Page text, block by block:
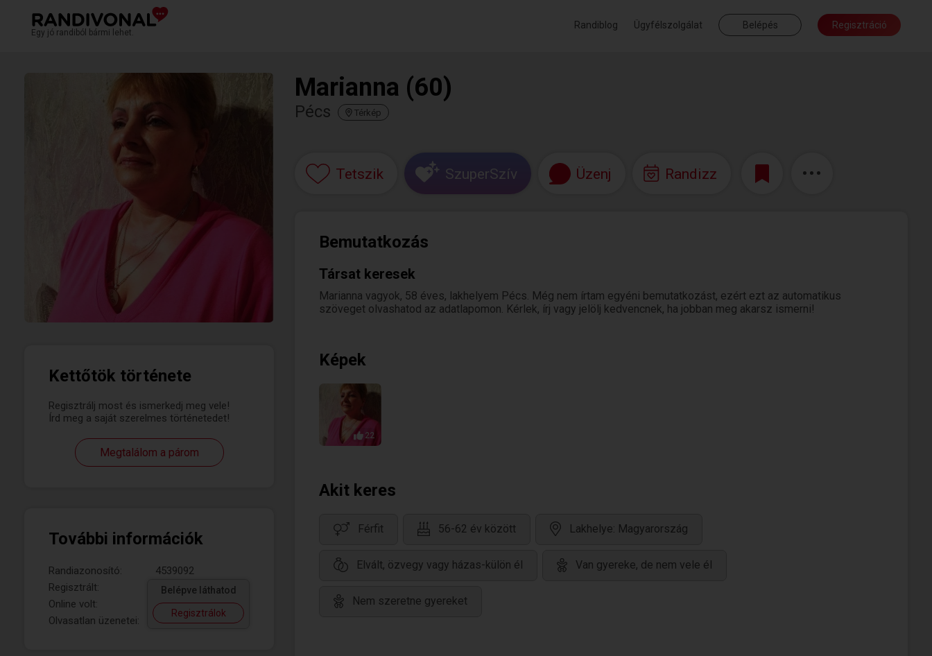
Egy jó randiból bármi lehet.
Randiblog Ügyfélszolgálat Belépés Regisztráció
Kettőtök története
Regisztrálj most és ismerkedj meg vele!
Írd meg a saját szerelmes történetedet!
Megtalálom a párom
További információk
Randiazonosító:
4539092
Regisztrált:
Online volt:
Olvasatlan üzenetei:
Belépve láthatod
Regisztrálok
Marianna (60)
Pécs Térkép
Tetszik SzuperSzív Üzenj Randizz
Bemutatkozás
Társat keresek
Marianna vagyok, 58 éves, lakhelyem Pécs. Még nem írtam egyéni bemutatkozást, ezért ezt az automatikus
szöveget olvashatod az adatlapomon. Kérlek, írj vagy jelölj kedvencnek, ha jobban meg akarsz ismerni!
Képek
22
Akit keres
Férfit 56-62 év között Lakhelye: Magyarország
Elvált, özvegy vagy házas-külön él Van gyereke, de nem vele él
Nem szeretne gyereket